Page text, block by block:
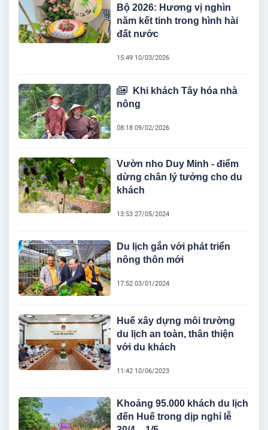
Bộ 2026: Hương vị nghìn
năm kết tinh trong hình hài
đất nước
15:49 10/03/2026
Khi khách Tây hóa nhà
nông
08:18 09/02/2026
Vườn nho Duy Minh - điểm
dừng chân lý tưởng cho du
khách
13:53 27/05/2024
Du lịch gắn với phát triển
nông thôn mới
17:52 03/01/2024
Huế xây dựng môi trường
du lịch an toàn, thân thiện
với du khách
11:42 10/06/2023
Khoảng 95.000 khách du lịch
đến Huế trong dịp nghỉ lễ